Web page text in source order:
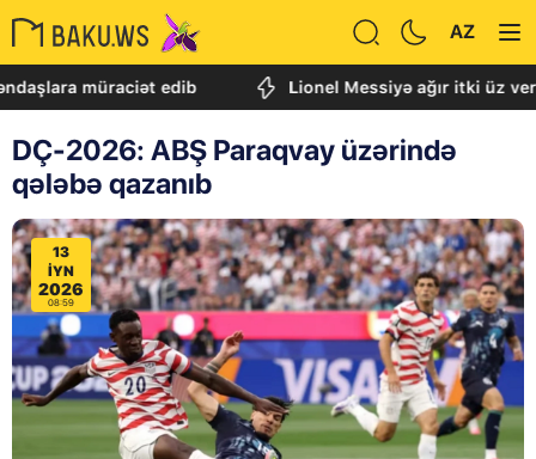
AZ
müraciət edib Lionel Messiyə ağır itki üz verdi
DÇ-2026: ABŞ Paraqvay üzərində
qələbə qazanıb
13
IYN
2026
08:59